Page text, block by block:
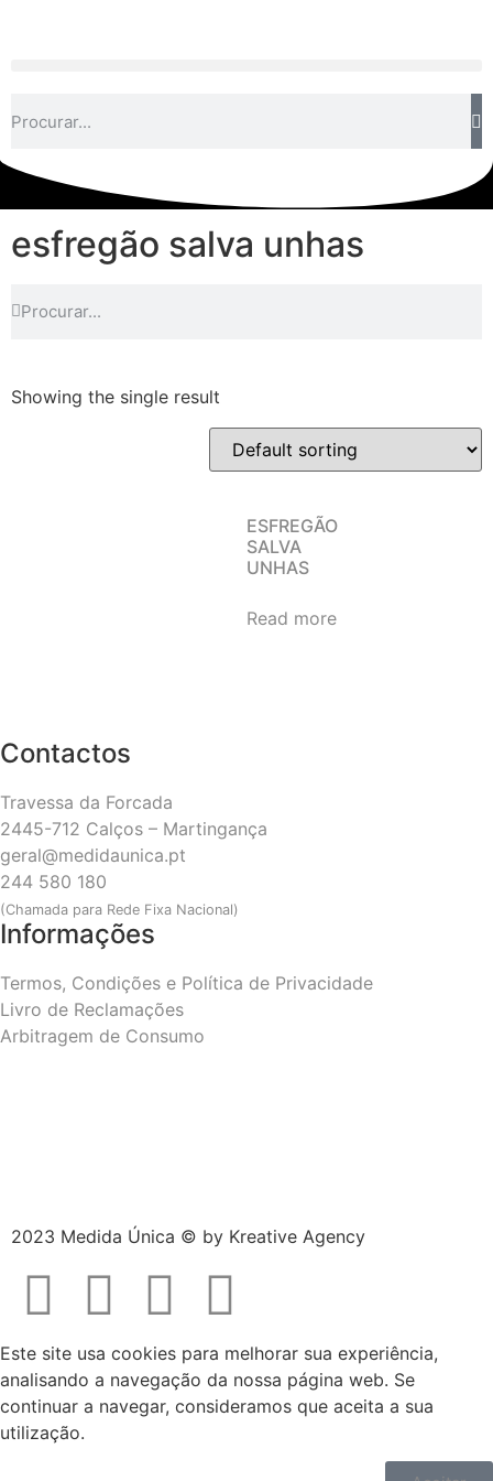
esfregão salva unhas
Showing the single result
ESFREGÃO
SALVA
UNHAS
Read more
Contactos
Travessa da Forcada
2445-712 Calços – Martingança
geral@medidaunica.pt
244 580 180
(Chamada para Rede Fixa Nacional)
Informações
Termos, Condições e Política de Privacidade
Livro de Reclamações
Arbitragem de Consumo
2023 Medida Única © by Kreative Agency
Este site usa cookies para melhorar sua experiência,
analisando a navegação da nossa página web. Se
continuar a navegar, consideramos que aceita a sua
utilização.